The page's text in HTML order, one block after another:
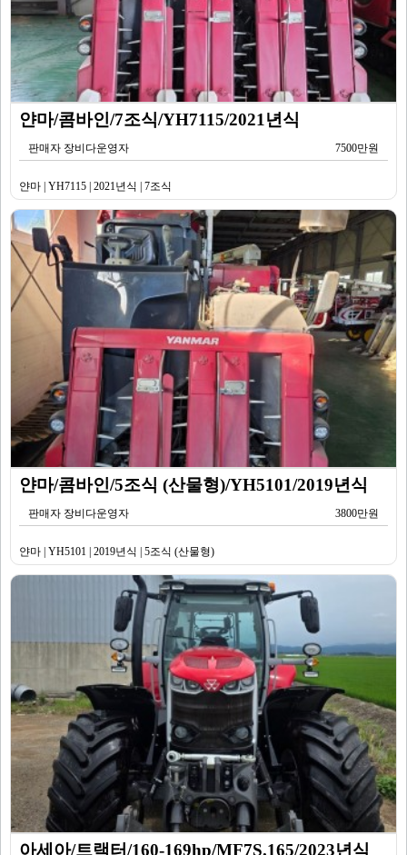
얀마/콤바인/7조식/YH7115/2021년식
판매자 장비다운영자 7500만원
얀마 | YH7115 | 2021년식 | 7조식
얀마/콤바인/5조식 (산물형)/YH5101/2019년식
판매자 장비다운영자 3800만원
얀마 | YH5101 | 2019년식 | 5조식 (산물형)
아세아/트랙터/160-169hp/MF7S.165/2023년식